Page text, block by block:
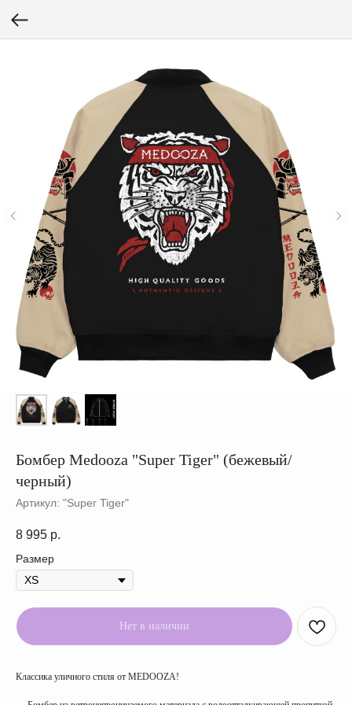
Бомбер Medooza "Super Tiger" (бежевый/
черный)
Артикул: "Super Tiger"
8 995 р.
Размер
Нет в наличии
Классика уличного стиля от MEDOOZA!